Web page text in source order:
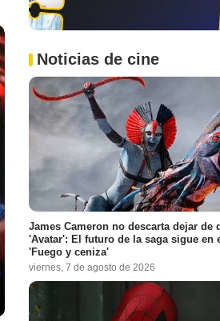
Noticias de cine
James Cameron no descarta dejar de
'Avatar': El futuro de la saga sigue en
'Fuego y ceniza'
viernes, 7 de agosto de 2026